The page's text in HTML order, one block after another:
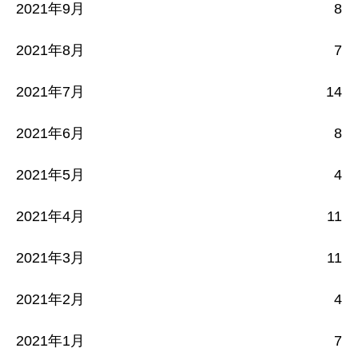
2021年9月 8
2021年8月 7
2021年7月 14
2021年6月 8
2021年5月 4
2021年4月 11
2021年3月 11
2021年2月 4
2021年1月 7